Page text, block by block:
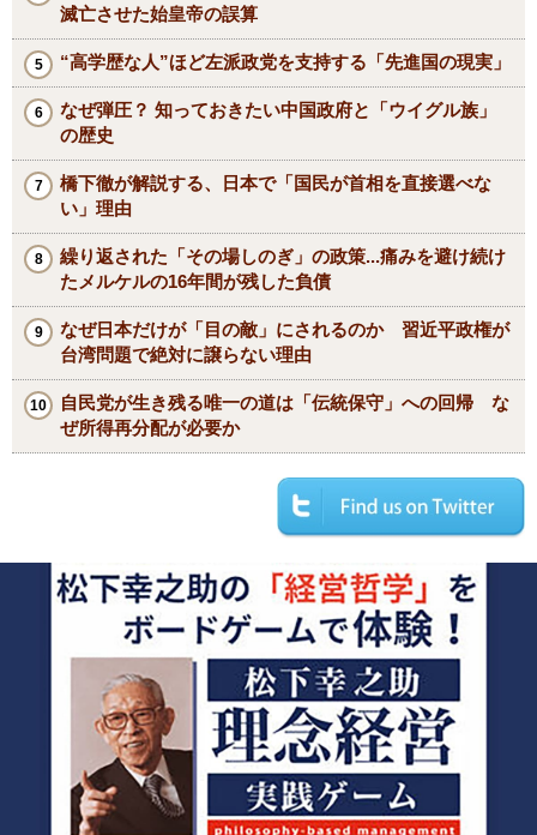
滅亡させた始皇帝の誤算
“高学歴な人”ほど左派政党を支持する「先進国の現実」
なぜ弾圧？ 知っておきたい中国政府と「ウイグル族」
の歴史
橋下徹が解説する、日本で「国民が首相を直接選べな
い」理由
繰り返された「その場しのぎ」の政策...痛みを避け続け
たメルケルの16年間が残した負債
なぜ日本だけが「目の敵」にされるのか 習近平政権が
台湾問題で絶対に譲らない理由
自民党が生き残る唯一の道は「伝統保守」への回帰 な
ぜ所得再分配が必要か